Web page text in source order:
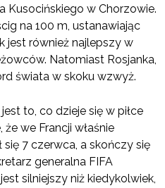
Kusocińskiego w Chorzowie.
na 100 m, ustanawiając
jest również najlepszy w
Natomiast Rosjanka,
świata w skoku wzwyż.
to, co dzieje się w piłce
we Francji właśnie
się 7 czerwca, a skończy się
generalna FIFA
silniejszy niż kiedykolwiek,